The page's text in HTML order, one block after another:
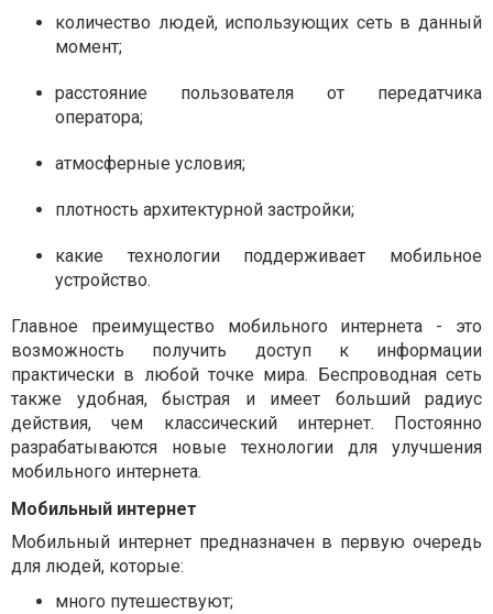
количество людей, использующих сеть в данный
момент;
расстояние пользователя от передатчика
оператора;
атмосферные условия;
плотность архитектурной застройки;
какие технологии поддерживает мобильное
устройство.
Главное преимущество мобильного интернета - это
возможность получить доступ к информации
практически в любой точке мира. Беспроводная сеть
также удобная, быстрая и имеет больший радиус
действия, чем классический интернет. Постоянно
разрабатываются новые технологии для улучшения
мобильного интернета.
Мобильный интернет
Мобильный интернет предназначен в первую очередь
для людей, которые:
много путешествуют;